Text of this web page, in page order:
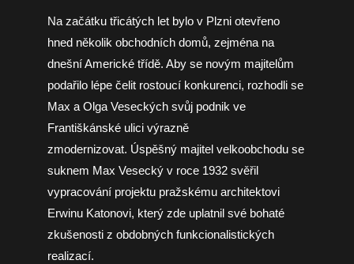
Na začátku třicátých let bylo v Plzni otevřeno
hned několik obchodních domů, zejména na
dnešní Americké třídě. Aby se novým majitelům
podařilo lépe čelit rostoucí konkurenci, rozhodli se
Max a Olga Veseckých svůj podnik ve
Františkánské ulici výrazně
zmodernizovat. Úspěšný majitel velkoobchodu se
suknem Max Vesecký v roce 1932 svěřil
vypracování projektu pražskému architektovi
Erwinu Katonovi, který zde uplatnil své bohaté
zkušenosti z obdobných funkcionalistických
realizací.